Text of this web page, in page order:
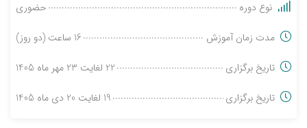
نوع دوره
حضوری
مدت زمان آموزش
16 ساعت (دو روز)
تاریخ برگزاری
22 لغایت 23 مهر ماه 1405
تاریخ برگزاری
19 لغایت 20 دی ماه 1405